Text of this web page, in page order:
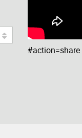
#action=share